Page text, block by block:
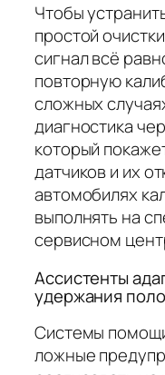
Чтобы
простой
сигнал всё
повторную
сложных
диагностика
который
датчиков и их
автомобилях
выполнять на
сервисном
Ассистенты
удержания
Системы
ложные